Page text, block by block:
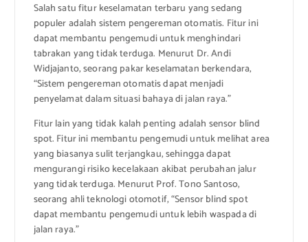
Salah satu fitur keselamatan terbaru yang sedang
populer adalah sistem pengereman otomatis. Fitur ini
dapat membantu pengemudi untuk menghindari
tabrakan yang tidak terduga. Menurut Dr. Andi
Widjajanto, seorang pakar keselamatan berkendara,
“Sistem pengereman otomatis dapat menjadi
penyelamat dalam situasi bahaya di jalan raya.”
Fitur lain yang tidak kalah penting adalah sensor blind
spot. Fitur ini membantu pengemudi untuk melihat area
yang biasanya sulit terjangkau, sehingga dapat
mengurangi risiko kecelakaan akibat perubahan jalur
yang tidak terduga. Menurut Prof. Tono Santoso,
seorang ahli teknologi otomotif, “Sensor blind spot
dapat membantu pengemudi untuk lebih waspada di
jalan raya.”